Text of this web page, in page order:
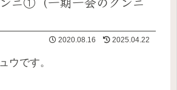
2020.08.16 2025.04.22
ウです。